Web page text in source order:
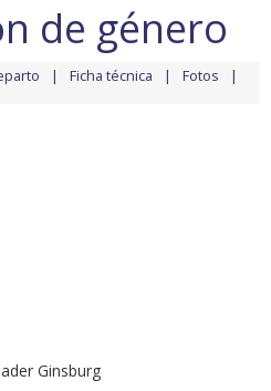
de género
Ficha técnica Fotos
Ginsburg